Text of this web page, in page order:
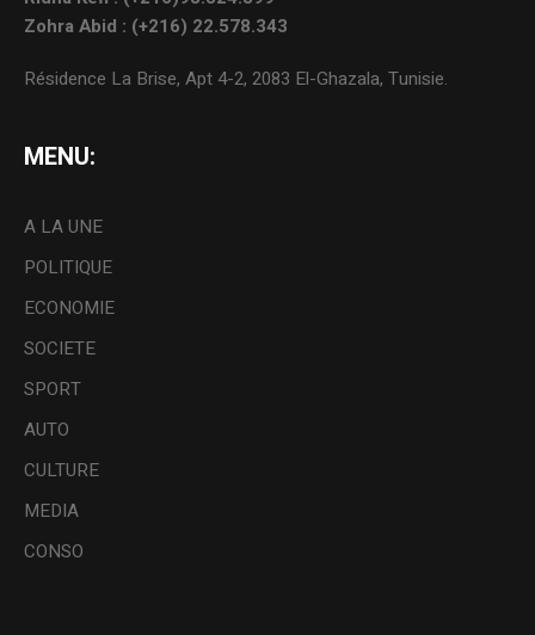
Zohra Abid : (+216) 22.578.343
Résidence La Brise, Apt 4-2, 2083 El-Ghazala, Tunisie.
MENU:
A LA UNE
POLITIQUE
ECONOMIE
SOCIETE
SPORT
AUTO
CULTURE
MEDIA
CONSO